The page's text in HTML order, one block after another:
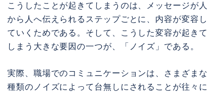
こうしたことが起きてしまうのは、メッセージが人
から人へ伝えられるステップごとに、内容が変容し
ていくためである。そして、こうした変容が起きて
しまう大きな要因の一つが、「ノイズ」である。
実際、職場でのコミュニケーションは、さまざまな
種類のノイズによって台無しにされることが往々に